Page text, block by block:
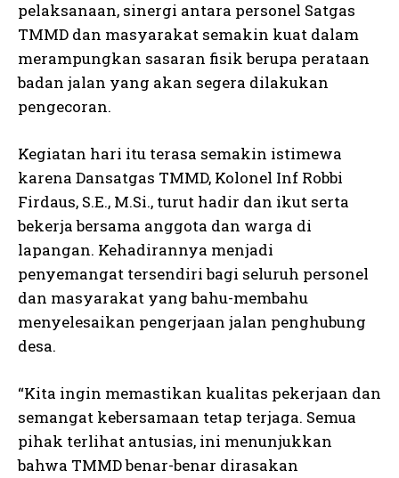
pelaksanaan, sinergi antara personel Satgas
TMMD dan masyarakat semakin kuat dalam
merampungkan sasaran fisik berupa perataan
badan jalan yang akan segera dilakukan
pengecoran.
Kegiatan hari itu terasa semakin istimewa
karena Dansatgas TMMD, Kolonel Inf Robbi
Firdaus, S.E., M.Si., turut hadir dan ikut serta
bekerja bersama anggota dan warga di
lapangan. Kehadirannya menjadi
penyemangat tersendiri bagi seluruh personel
dan masyarakat yang bahu-membahu
menyelesaikan pengerjaan jalan penghubung
desa.
“Kita ingin memastikan kualitas pekerjaan dan
semangat kebersamaan tetap terjaga. Semua
pihak terlihat antusias, ini menunjukkan
bahwa TMMD benar-benar dirasakan